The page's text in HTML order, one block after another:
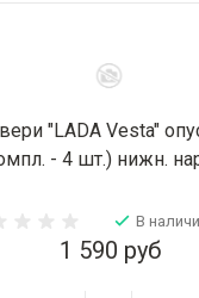
"LADA Vesta"
- 4 шт.) нижн.
В
1 590 руб